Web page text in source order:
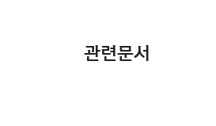
관련문서